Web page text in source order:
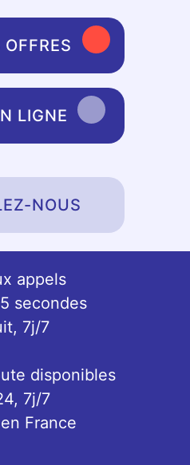
LIGNE
NOUS
appels
secondes
7j/7
disponibles
7j/7
France